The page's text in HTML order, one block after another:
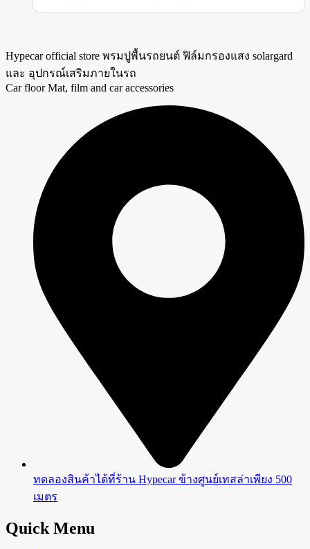
Hypecar official store พรมปูพื้นรถยนต์ ฟิล์มกรองแสง solargard
และ อุปกรณ์เสริมภายในรถ
Car floor Mat, film and car accessories
ทดลองสินค้าได้ที่ร้าน Hypecar ข้างศูนย์เทสล่าเพียง 500
เมตร
Quick Menu